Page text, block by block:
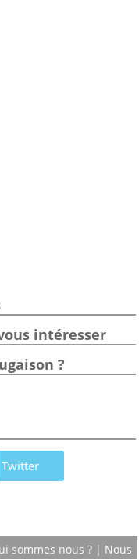
intéresser
?
Twitter
sommes nous ? | Nous